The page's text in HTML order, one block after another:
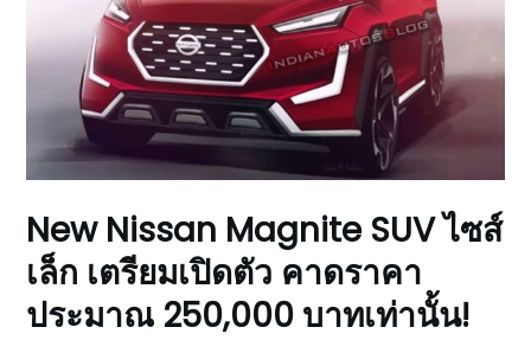
New Nissan Magnite SUV ไซส์
เล็ก เตรียมเปิดตัว คาดราคา
ประมาณ 250,000 บาทเท่านั้น!